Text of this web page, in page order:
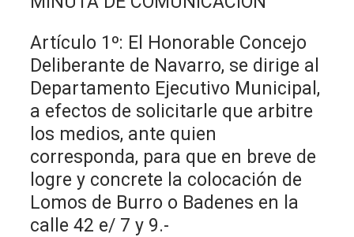
Artículo 1º: El Honorable Concejo
Deliberante de Navarro, se dirige al
Departamento Ejecutivo Municipal,
a efectos de solicitarle que arbitre
los medios, ante quien
corresponda, para que en breve de
logre y concrete la colocación de
Lomos de Burro o Badenes en la
calle 42 e/ 7 y 9.-